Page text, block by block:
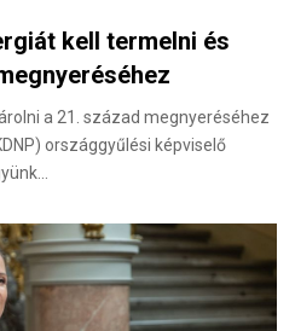
kell termelni és
a 21. század megnyeréséhez
országgyűlési képviselő